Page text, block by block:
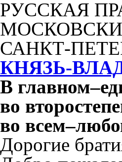
РУССКАЯ
САНКТ-
КНЯЗЬ-
В главном–
во
во всем–
Дорогие